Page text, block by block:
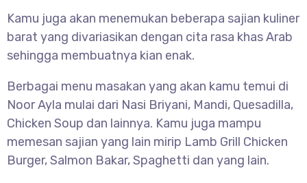
Kamu juga akan menemukan beberapa sajian kuliner
barat yang divariasikan dengan cita rasa khas Arab
sehingga membuatnya kian enak.
Berbagai menu masakan yang akan kamu temui di
Noor Ayla mulai dari Nasi Briyani, Mandi, Quesadilla,
Chicken Soup dan lainnya. Kamu juga mampu
memesan sajian yang lain mirip Lamb Grill Chicken
Burger, Salmon Bakar, Spaghetti dan yang lain.